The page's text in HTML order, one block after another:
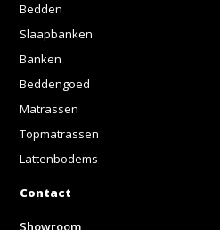
Bedden
Slaapbanken
Banken
Beddengoed
Matrassen
Topmatrassen
Lattenbodems
Contact